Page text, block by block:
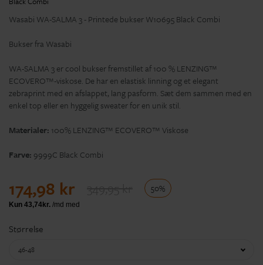
Wasabi WA-SALMA 3 - Printede bukser W10695 Black Combi
Bukser fra Wasabi
WA-SALMA 3 er cool bukser fremstillet af 100 % LENZING™
ECOVERO™-viskose. De har en elastisk linning og et elegant
zebraprint med en afslappet, lang pasform. Sæt dem sammen med en
enkel top eller en hyggelig sweater for en unik stil.
Materialer: 100% LENZING™ ECOVERO™ Viskose
Farve: 9999C Black Combi
174,98 kr 50%
Størrelse
46-48